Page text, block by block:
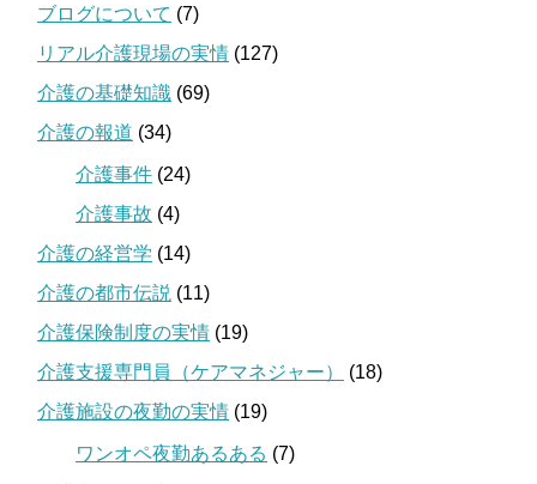
ブログについて (7)
リアル介護現場の実情 (127)
介護の基礎知識 (69)
介護の報道 (34)
介護事件 (24)
介護事故 (4)
介護の経営学 (14)
介護の都市伝説 (11)
介護保険制度の実情 (19)
介護支援専門員（ケアマネジャー）
(18)
介護施設の夜勤の実情 (19)
ワンオペ夜勤あるある (7)